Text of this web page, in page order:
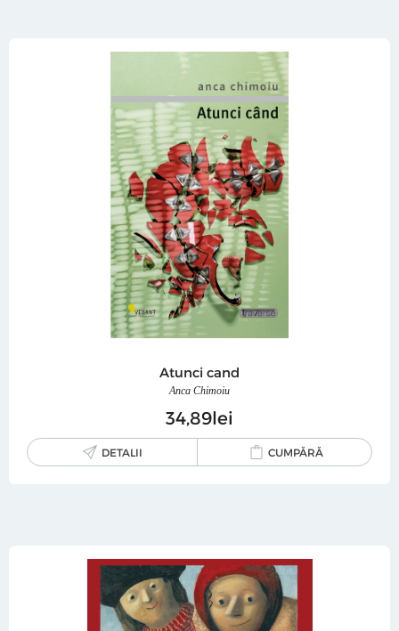
Atunci cand
Anca Chimoiu
34 89lei
DETALII CUMPĂRĂ